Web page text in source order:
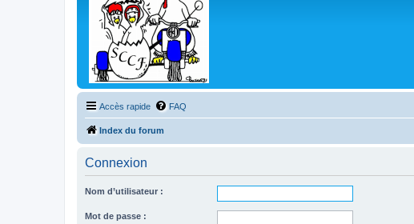
Accès rapide FAQ
Index du forum
Connexion
Nom d’utilisateur :
Mot de passe :